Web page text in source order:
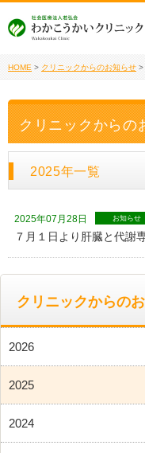
HOME > クリニックからのお知らせ >
クリニックからの
2025年一覧
2025年07月28日 お知らせ
７月１日より肝臓と代謝
クリニックからの
2026
2025
2024